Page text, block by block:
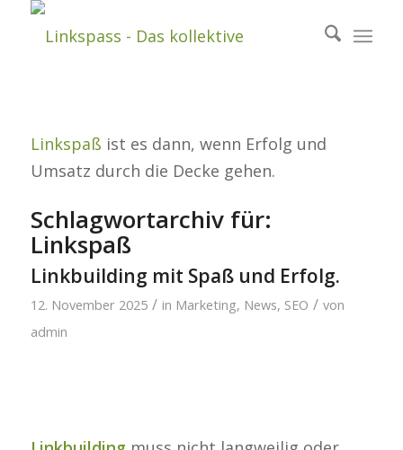
Linkspaß ist es dann, wenn Erfolg und
Umsatz durch die Decke gehen.
Schlagwortarchiv für:
Linkspaß
Linkbuilding mit Spaß und Erfolg.
12. November 2025 / in Marketing, News, SEO / von
admin